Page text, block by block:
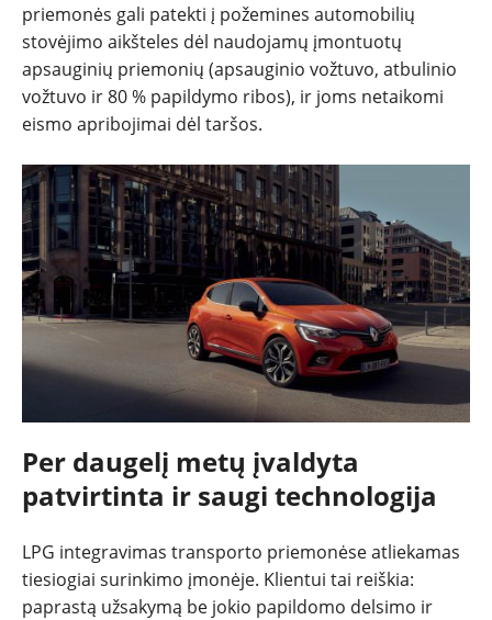
priemonės gali patekti į požemines automobilių
stovėjimo aikšteles dėl naudojamų įmontuotų
apsauginių priemonių (apsauginio vožtuvo, atbulinio
vožtuvo ir 80 % papildymo ribos), ir joms netaikomi
eismo apribojimai dėl taršos.
Per daugelį metų įvaldyta
patvirtinta ir saugi technologija
LPG integravimas transporto priemonėse atliekamas
tiesiogiai surinkimo įmonėje. Klientui tai reiškia:
paprastą užsakymą be jokio papildomo delsimo ir